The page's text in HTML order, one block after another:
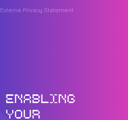
Externe Privacy Statement
ENABLING
YOUR